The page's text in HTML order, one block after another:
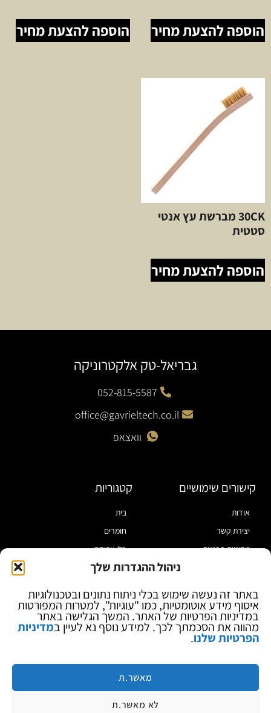
ניהול ההגדרות שלך
באתר זה נעשה שימוש בכלי ניתוח נתונים ובטכנולוגיות
איסוף מידע אוטומטיות, כמו "עוגיות", למטרות המפורטות
במדיניות הפרטיות של האתר. המשך הגלישה באתר
מהווה את הסכמתך לכך. למידע נוסף נא לעיין במדיניות
הפרטיות שלנו.
מאשר.ת
לא מאשר.ת
הוספה להצעת מחיר הוספה להצעת מחיר
30CK מברשת עץ אנטי
סטטית
הוספה להצעת מחיר
גבריאל-טק אלקטרוניקה
052-815-5587
office@gavrieltech.co.il
וואצאפ
קישורים שימושיים
אודות
יצירת קשר
מדיניות פרטיות
בלוג
קטגוריות
בית
חומרים
כלי עבודה
מוצרי הלחמה
ספקי כח ומודדים
ציוד אופטי להגדלה
מותגים